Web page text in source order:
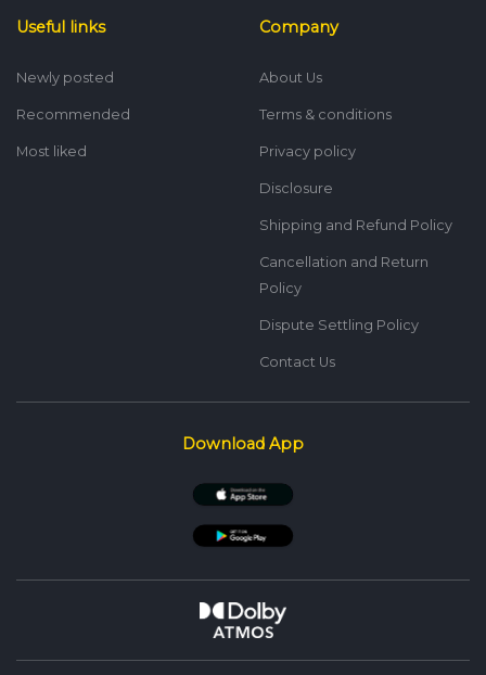
Useful links
Newly posted
Recommended
Most liked
Company
About Us
Terms & conditions
Privacy policy
Disclosure
Shipping and Refund Policy
Cancellation and Return
Policy
Dispute Settling Policy
Contact Us
Download App